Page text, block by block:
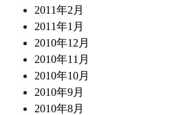
2011年2月
2011年1月
2010年12月
2010年11月
2010年10月
2010年9月
2010年8月